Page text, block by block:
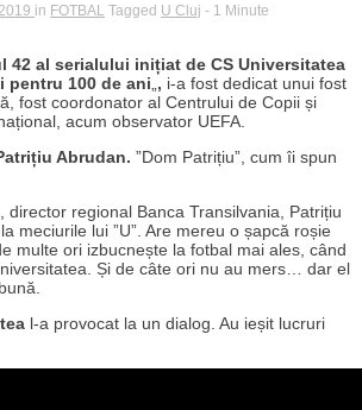
in FOTBAL Tagged U Cluj - 1 Minute
42 al serialului inițiat de CS Universitatea
pentru 100 de ani , i-a fost dedicat unui fost
fost coordonator al Centrului de Copii și
acum observator UEFA.
Abrudan. ”Dom Patrițiu”, cum îi spun
director regional Banca Transilvania, Patrițiu
meciurile lui ”U”. Are mereu o șapcă roșie
multe ori izbucnește la fotbal mai ales, când
Și de câte ori nu au mers… dar el
l-a provocat la un dialog. Au ieșit lucruri